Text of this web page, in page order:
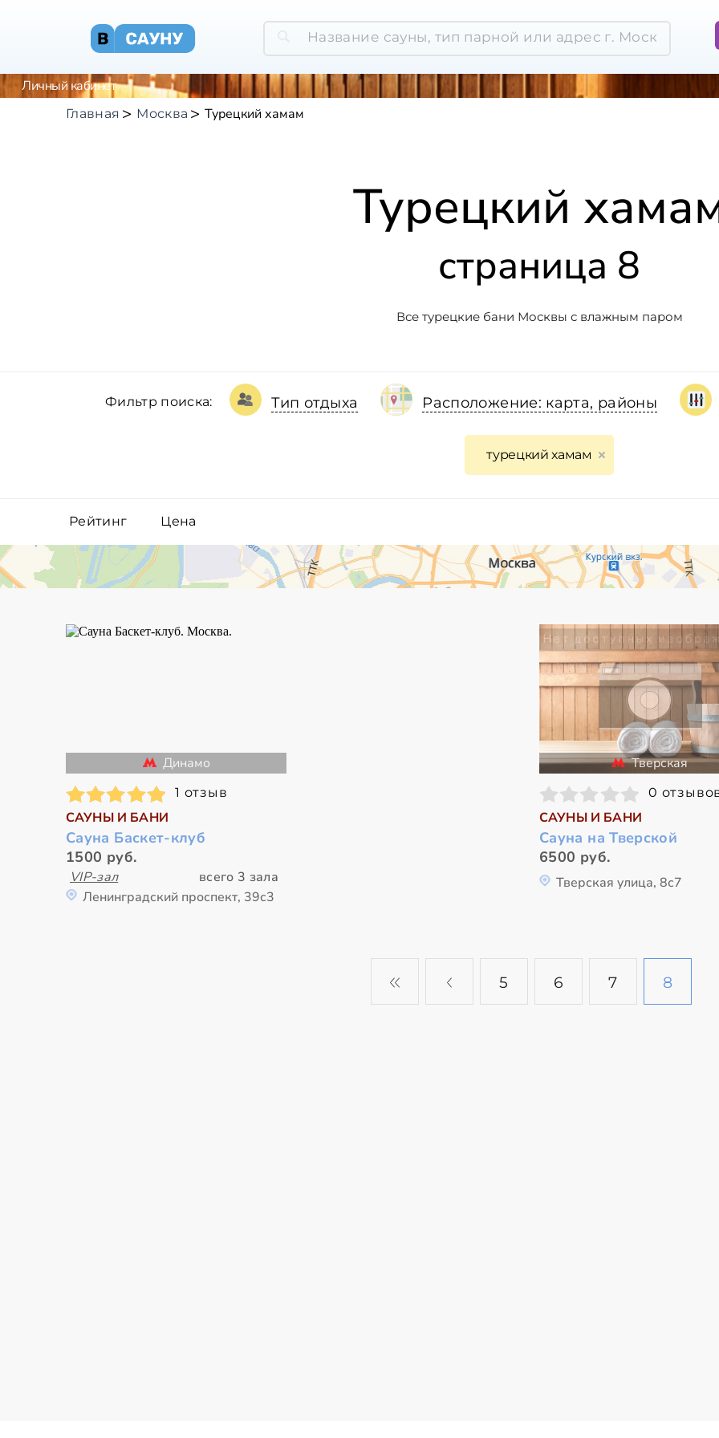
Личный кабинет
Главная Москва Турецкий хамам
Турецкий
страница 8
Все турецкие бани Москвы с влажным паром
Фильтр поиска: Тип отдыха Расположение: карта, районы
турецкий хамам
Рейтинг Цена
Динамо
1 отзыв
САУНЫ И БАНИ
Сауна Баскет-клуб
1500 руб.
VIP-зал
всего 3 зала
Ленинградский проспект, 39с3
Тверская
0
САУНЫ И БАНИ
Сауна на Тверской
6500 руб.
Тверская улица, 8с7
5 6 7 8